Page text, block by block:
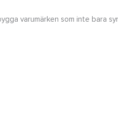
varumärken som inte bara